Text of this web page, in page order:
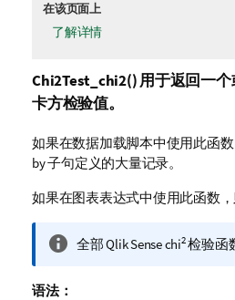
在该页面上
了解详情
Chi2Test_chi2()用于返回一
卡方检验值。
如果在数据加载脚本中使用此函
by 子句定义的大量记录。
如果在图表表达式中使用此函数，
信
全部Qlik Sensechi2检验函
语法：